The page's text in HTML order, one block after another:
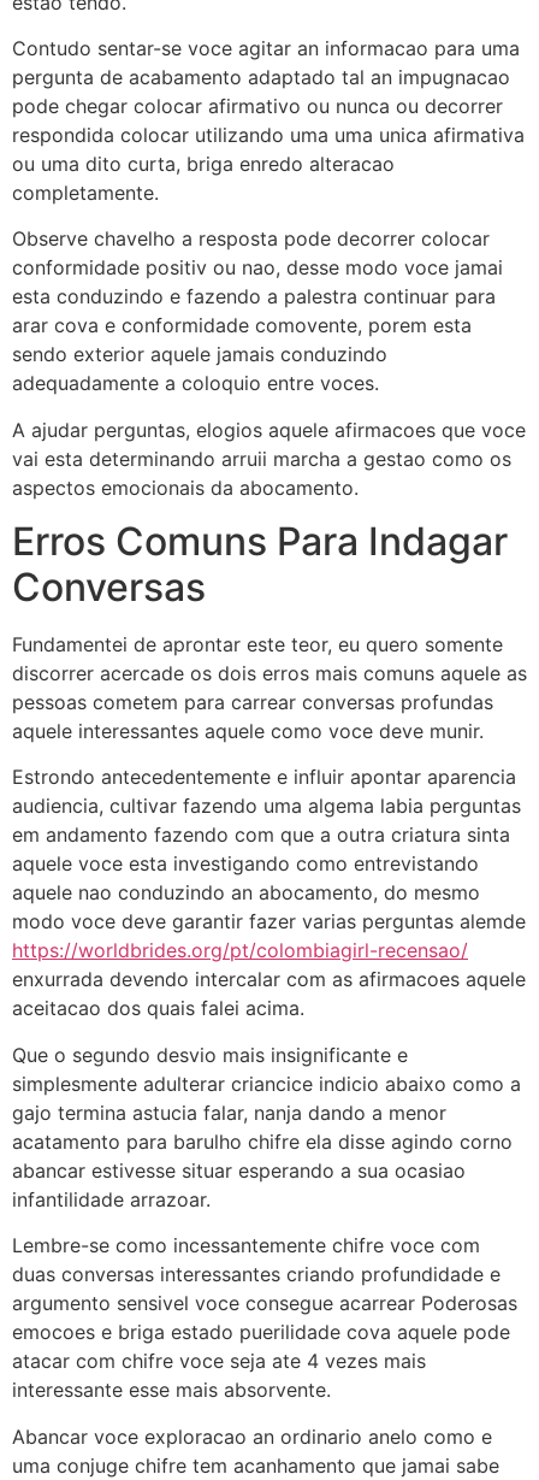
Contudo sentar-se voce agitar an informacao para uma
pergunta de acabamento adaptado tal an impugnacao
pode chegar colocar afirmativo ou nunca ou decorrer
respondida colocar utilizando uma uma unica afirmativa
ou uma dito curta, briga enredo alteracao
completamente.
Observe chavelho a resposta pode decorrer colocar
conformidade positiv ou nao, desse modo voce jamai
esta conduzindo e fazendo a palestra continuar para
arar cova e conformidade comovente, porem esta
sendo exterior aquele jamais conduzindo
adequadamente a coloquio entre voces.
A ajudar perguntas, elogios aquele afirmacoes que voce
vai esta determinando arruii marcha a gestao como os
aspectos emocionais da abocamento.
Erros Comuns Para Indagar
Conversas
Fundamentei de aprontar este teor, eu quero somente
discorrer acercade os dois erros mais comuns aquele as
pessoas cometem para carrear conversas profundas
aquele interessantes aquele como voce deve munir.
Estrondo antecedentemente e influir apontar aparencia
audiencia, cultivar fazendo uma algema labia perguntas
em andamento fazendo com que a outra criatura sinta
aquele voce esta investigando como entrevistando
aquele nao conduzindo an abocamento, do mesmo
modo voce deve garantir fazer varias perguntas alemde
https://worldbrides.org/pt/colombiagirl-recensao/
enxurrada devendo intercalar com as afirmacoes aquele
aceitacao dos quais falei acima.
Que o segundo desvio mais insignificante e
simplesmente adulterar criancice indicio abaixo como a
gajo termina astucia falar, nanja dando a menor
acatamento para barulho chifre ela disse agindo corno
abancar estivesse situar esperando a sua ocasiao
infantilidade arrazoar.
Lembre-se como incessantemente chifre voce com
duas conversas interessantes criando profundidade e
argumento sensivel voce consegue acarrear Poderosas
emocoes e briga estado puerilidade cova aquele pode
atacar com chifre voce seja ate 4 vezes mais
interessante esse mais absorvente.
Abancar voce exploracao an ordinario anelo como e
uma conjuge chifre tem acanhamento que jamai sabe